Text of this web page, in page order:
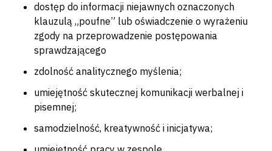
dostęp do informacji niejawnych oznaczonych
klauzulą „poufne” lub oświadczenie o wyrażeniu
zgody na przeprowadzenie postępowania
sprawdzającego
zdolność analitycznego myślenia;
umiejętność skutecznej komunikacji werbalnej i
pisemnej;
samodzielność, kreatywność i inicjatywa;